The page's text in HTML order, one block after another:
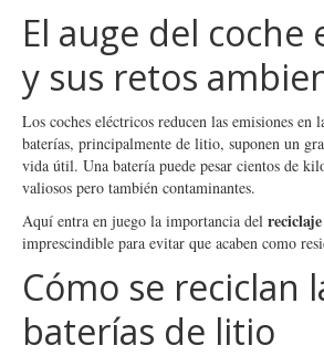
El auge del coche
y sus retos
Los coches eléctricos reducen las emisiones en
baterías, principalmente de litio, suponen un
vida útil. Una batería puede pesar cientos de
valiosos pero también contaminantes.
Aquí entra en juego la importancia del
imprescindible para evitar que acaben como
Cómo se reciclan
baterías de litio